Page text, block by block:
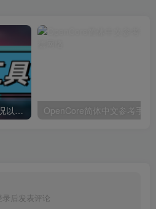
黑苹果显卡和CPU支持情况以及购买硬件防踩坑指南 OpenCore简体中文参考手册
录后发表评论